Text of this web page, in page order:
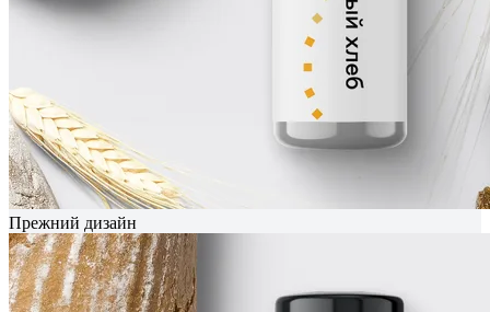
Прежний дизайн